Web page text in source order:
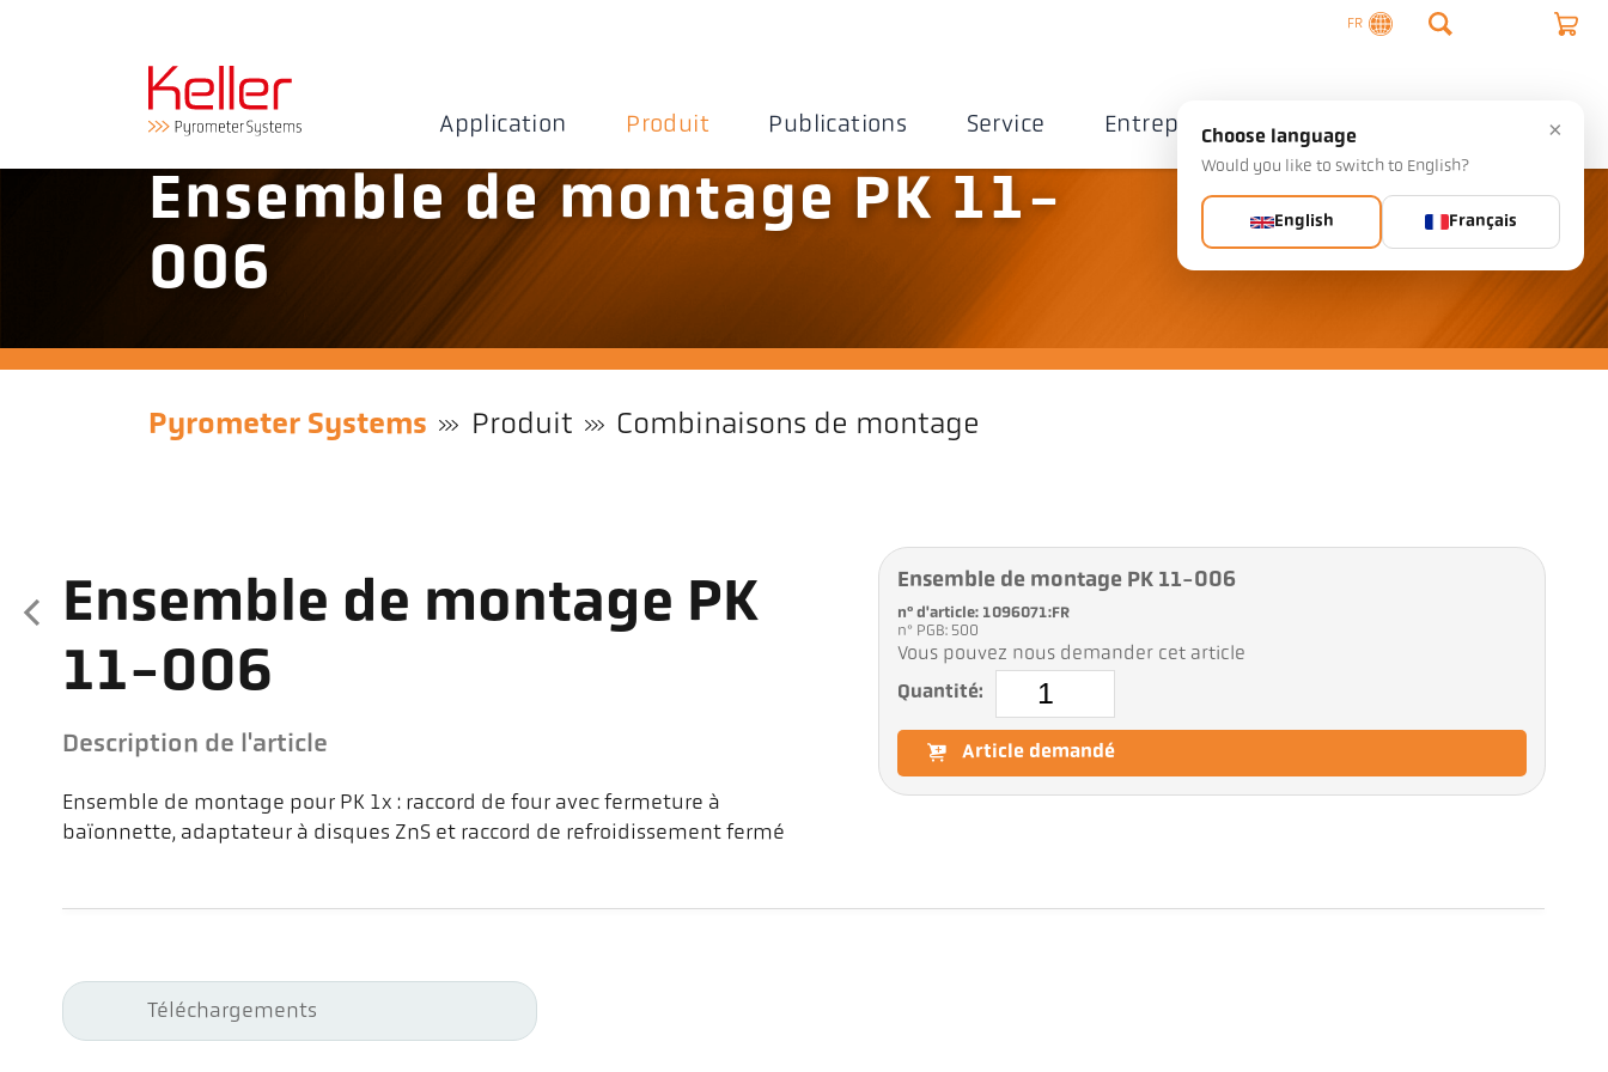
FR
Application Produit Publications Service Entreprise
Ensemble de montage PK 11-
006
Pyrometer Systems Produit Combinaisons de montage
Ensemble de montage PK
11-006
Description de l'article
Ensemble de montage pour PK 1x : raccord de four avec fermeture à
baïonnette, adaptateur à disques ZnS et raccord de refroidissement fermé
Ensemble de montage PK 11-006
n° d'article: 1096071:FR
n° PGB: 500
Vous pouvez nous demander cet article
Quantité:
Article demandé
Téléchargements
×
Choose language
Would you like to switch to English?
English Français